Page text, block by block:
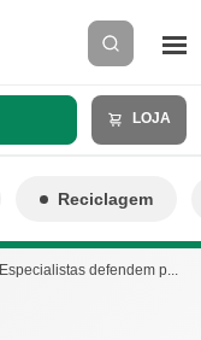
LOJA
Reciclagem
Especialistas defendem p...